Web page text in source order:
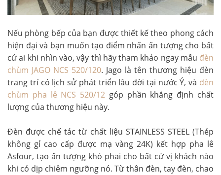
Nếu phòng bếp của bạn được thiết kế theo phong cách
hiện đại và bạn muốn tạo điểm nhấn ấn tượng cho bất
cứ ai khi nhìn vào, vậy thì hãy tham khảo ngay mẫu đèn
chùm JAGO NCS 520/120. Jago là tên thương hiệu đèn
trang trí có lịch sử phát triển lâu đời tại nước Ý, và đèn
chùm pha lê NCS 520/12 góp phần khẳng định chất
lượng của thương hiệu này.
Đèn được chế tác từ chất liệu STAINLESS STEEL (Thép
không gỉ cao cấp được mạ vàng 24K) kết hợp pha lê
Asfour, tạo ấn tượng khó phai cho bất cứ vị khách nào
khi có dịp chiêm ngưỡng nó. Từ thân đèn, tay đèn, chao